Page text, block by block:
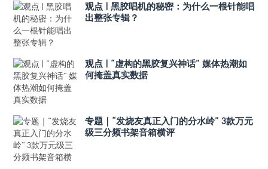
观点 | 黑胶唱机的秘密：为什么一根针能唱
出整张专辑？
观点 | “虚构的黑胶复兴神话” 媒体热潮如
何掩盖真实数据
专题｜“发烧友真正入门的分水岭” 3款万元
级三分频书架音箱横评